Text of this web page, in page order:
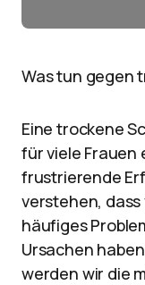
Was tun gegen
Eine trockene
für viele Frauen
frustrierende
verstehen,
häufiges
Ursachen
werden wir die